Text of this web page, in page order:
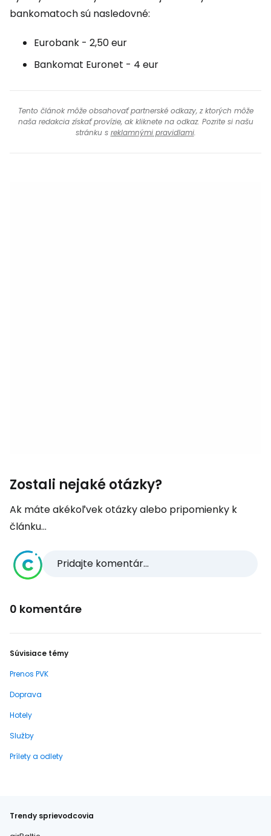
bankomatoch sú nasledovné:
Eurobank - 2,50 eur
Bankomat Euronet - 4 eur
Tento článok môže obsahovať partnerské odkazy, z ktorých môže
naša redakcia získať provízie, ak kliknete na odkaz. Pozrite si našu
stránku s reklamnými pravidlami.
Zostali nejaké otázky?
Ak máte akékoľvek otázky alebo pripomienky k
článku...
Pridajte komentár...
0 komentáre
Súvisiace témy
Prenos PVK
Doprava
Hotely
Služby
Prílety a odlety
Trendy sprievodcovia